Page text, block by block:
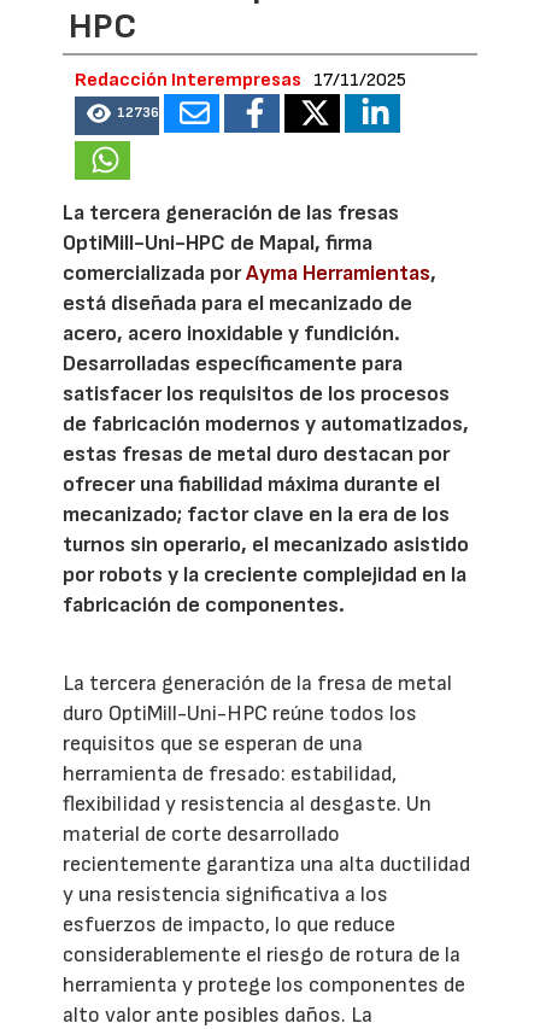
HPC
Redacción Interempresas 17/11/2025
12736
La tercera generación de las fresas
OptiMill-Uni-HPC de Mapal, firma
comercializada porAyma Herramientas,
está diseñada para el mecanizado de
acero, acero inoxidable y fundición.
Desarrolladas específicamente para
satisfacer los requisitos de los procesos
de fabricación modernos y automatizados,
estas fresas de metal duro destacan por
ofrecer una fiabilidad máxima durante el
mecanizado; factor clave en la era de los
turnos sin operario, el mecanizado asistido
por robots y la creciente complejidad en la
fabricación de componentes.
La tercera generación de la fresa de metal
duro OptiMill-Uni-HPC reúne todos los
requisitos que se esperan de una
herramienta de fresado: estabilidad,
flexibilidad y resistencia al desgaste. Un
material de corte desarrollado
recientemente garantiza una alta ductilidad
y una resistencia significativa a los
esfuerzos de impacto, lo que reduce
considerablemente el riesgo de rotura de la
herramienta y protege los componentes de
alto valor ante posibles daños. La